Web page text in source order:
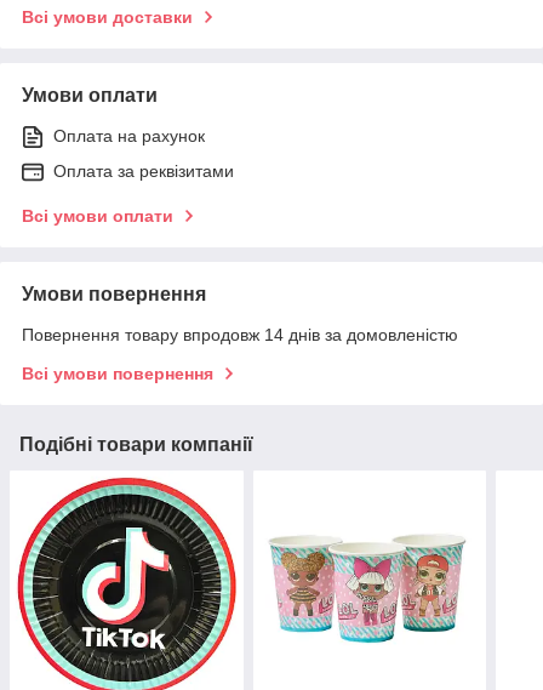
Всі умови доставки
Умови оплати
Оплата на рахунок
Оплата за реквізитами
Всі умови оплати
Умови повернення
Повернення товару впродовж 14 днів за домовленістю
Всі умови повернення
Подібні товари компанії